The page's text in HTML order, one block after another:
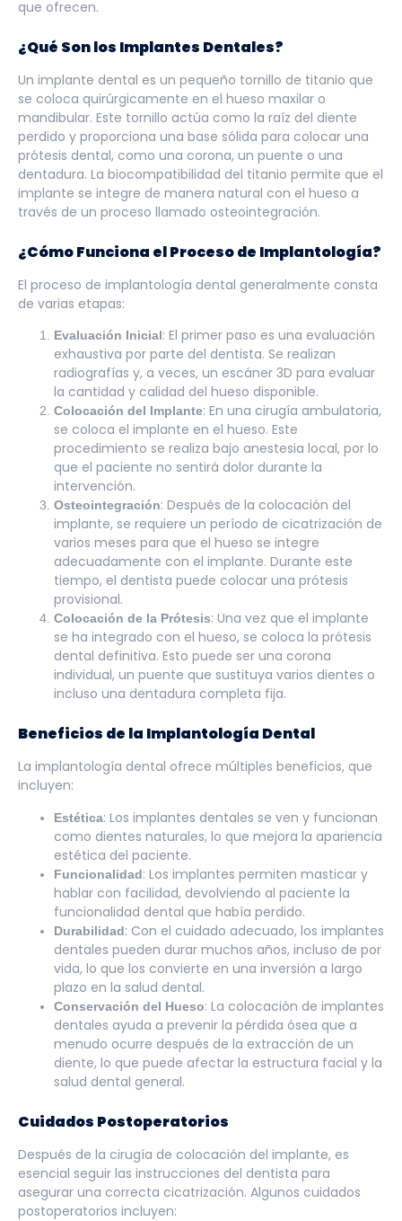
que ofrecen.
¿Qué Son los Implantes Dentales?
Un implante dental es un pequeño tornillo de titanio que
se coloca quirúrgicamente en el hueso maxilar o
mandibular. Este tornillo actúa como la raíz del diente
perdido y proporciona una base sólida para colocar una
prótesis dental, como una corona, un puente o una
dentadura. La biocompatibilidad del titanio permite que el
implante se integre de manera natural con el hueso a
través de un proceso llamado osteointegración.
¿Cómo Funciona el Proceso de Implantología?
El proceso de implantología dental generalmente consta
de varias etapas:
Evaluación Inicial: El primer paso es una evaluación
exhaustiva por parte del dentista. Se realizan
radiografías y, a veces, un escáner 3D para evaluar
la cantidad y calidad del hueso disponible.
Colocación del Implante: En una cirugía ambulatoria,
se coloca el implante en el hueso. Este
procedimiento se realiza bajo anestesia local, por lo
que el paciente no sentirá dolor durante la
intervención.
Osteointegración: Después de la colocación del
implante, se requiere un período de cicatrización de
varios meses para que el hueso se integre
adecuadamente con el implante. Durante este
tiempo, el dentista puede colocar una prótesis
provisional.
Colocación de la Prótesis: Una vez que el implante
se ha integrado con el hueso, se coloca la prótesis
dental definitiva. Esto puede ser una corona
individual, un puente que sustituya varios dientes o
incluso una dentadura completa fija.
Beneficios de la Implantología Dental
La implantología dental ofrece múltiples beneficios, que
incluyen:
Estética: Los implantes dentales se ven y funcionan
como dientes naturales, lo que mejora la apariencia
estética del paciente.
Funcionalidad: Los implantes permiten masticar y
hablar con facilidad, devolviendo al paciente la
funcionalidad dental que había perdido.
Durabilidad: Con el cuidado adecuado, los implantes
dentales pueden durar muchos años, incluso de por
vida, lo que los convierte en una inversión a largo
plazo en la salud dental.
Conservación del Hueso: La colocación de implantes
dentales ayuda a prevenir la pérdida ósea que a
menudo ocurre después de la extracción de un
diente, lo que puede afectar la estructura facial y la
salud dental general.
Cuidados Postoperatorios
Después de la cirugía de colocación del implante, es
esencial seguir las instrucciones del dentista para
asegurar una correcta cicatrización. Algunos cuidados
postoperatorios incluyen: